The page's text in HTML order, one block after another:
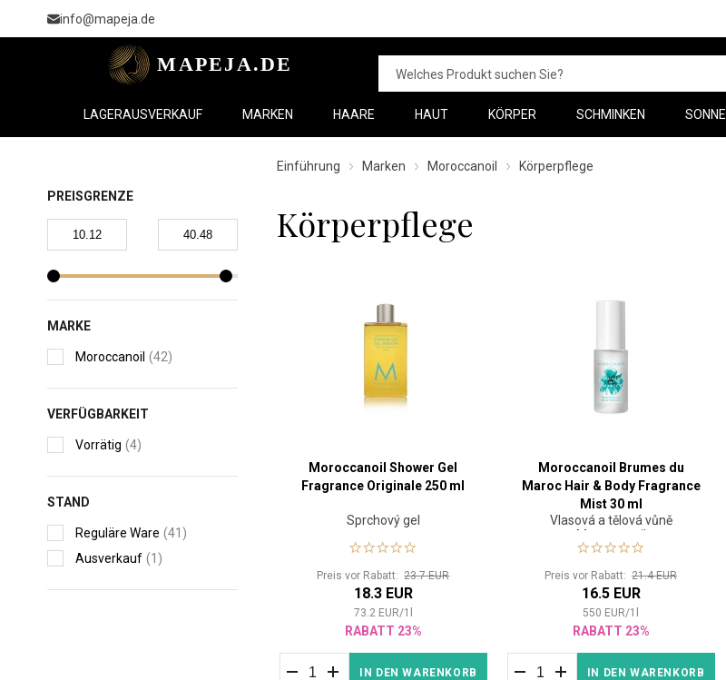
info@mapeja.de
LAGERAUSVERKAUF MARKEN HAARE HAUT KÖRPER SCHMINKEN SONNE
PREISGRENZE
MARKE
Moroccanoil (42)
VERFÜGBARKEIT
Vorrätig (4)
STAND
Reguläre Ware (41)
Ausverkauf (1)
Einführung Marken Moroccanoil Körperpflege
Körperpflege
Moroccanoil Shower Gel
Fragrance Originale 250 ml
Sprchový gel
Preis vor Rabatt:23.7 EUR
18.3 EUR
73.2 EUR/1
RABATT 23%
IN DEN WARENKORB
Moroccanoil Brumes du
Maroc Hair & Body Fragrance
Mist 30 ml
Vlasová a tělová vůně
Moroccanoil
Preis vor Rabatt:21.4 EUR
16.5 EUR
550 EUR/1
RABATT 23%
IN DEN WARENKORB